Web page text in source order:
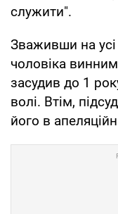
служити".
Зваживши на
чоловіка
засудив до 1
волі. Втім,
його в